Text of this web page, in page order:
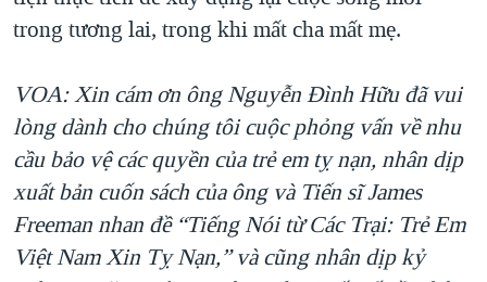
trong tương lai, trong khi mất cha mất mẹ.
VOA: Xin cám ơn ông Nguyễn Đình Hữu đã vui
lòng dành cho chúng tôi cuộc phỏng vấn về nhu
cầu bảo vệ các quyền của trẻ em tỵ nạn, nhân dịp
xuất bản cuốn sách của ông và Tiến sĩ James
Freeman nhan đề “Tiếng Nói từ Các Trại: Trẻ Em
Việt Nam Xin Tỵ Nạn,” và cũng nhân dịp kỷ